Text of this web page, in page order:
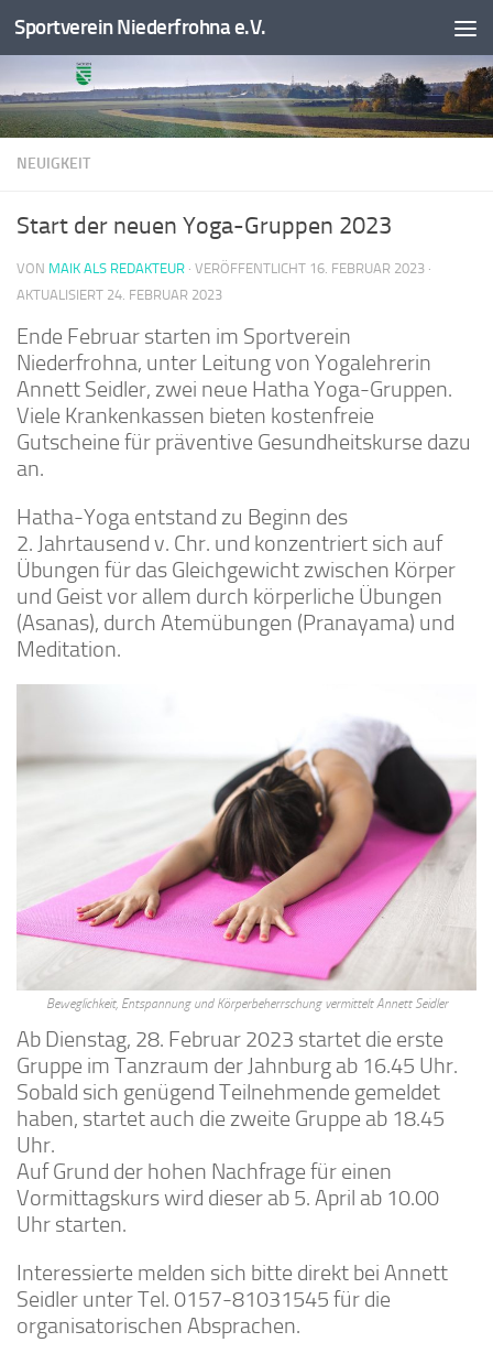
Zum Inhalt springen
Sportverein Niederfrohna e.V.
NEUIGKEIT
Start der neuen Yoga-Gruppen 2023
VON MAIK ALS REDAKTEUR · VERÖFFENTLICHT 16. FEBRUAR 2023 ·
AKTUALISIERT 24. FEBRUAR 2023
Ende Februar starten im Sportverein
Niederfrohna, unter Leitung von Yogalehrerin
Annett Seidler, zwei neue Hatha Yoga-Gruppen.
Viele Krankenkassen bieten kostenfreie
Gutscheine für präventive Gesundheitskurse dazu
an.
Hatha-Yoga entstand zu Beginn des
2. Jahrtausend v. Chr. und konzentriert sich auf
Übungen für das Gleichgewicht zwischen Körper
und Geist vor allem durch körperliche Übungen
(Asanas), durch Atemübungen (Pranayama) und
Meditation.
Beweglichkeit, Entspannung und Körperbeherrschung vermittelt Annett Seidler
Ab Dienstag, 28. Februar 2023 startet die erste
Gruppe im Tanzraum der Jahnburg ab 16.45 Uhr.
Sobald sich genügend Teilnehmende gemeldet
haben, startet auch die zweite Gruppe ab 18.45
Uhr.
Auf Grund der hohen Nachfrage für einen
Vormittagskurs wird dieser ab 5. April ab 10.00
Uhr starten.
Interessierte melden sich bitte direkt bei Annett
Seidler unter Tel. 0157-81031545 für die
organisatorischen Absprachen.